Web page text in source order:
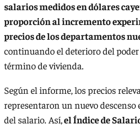
salarios medidos en dólares
proporción al incremento
precios de los departamentos
continuando el deterioro del
término de vivienda.
Según el informe, los precios
representaron un nuevo descenso
del salario. Así,el Índice de